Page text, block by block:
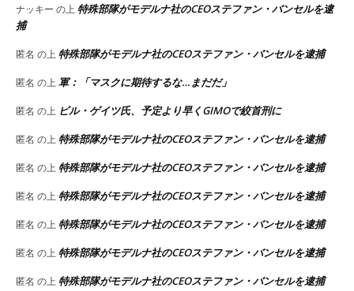
ナッキー の上 特殊部隊がモデルナ社のCEOステファン・バンセルを逮
捕
匿名 の上 特殊部隊がモデルナ社のCEOステファン・バンセルを逮捕
匿名 の上 軍：「マスクに期待するな…まだだ」
匿名 の上 ビル・ゲイツ氏、予定より早くGIMOで絞首刑に
匿名 の上 特殊部隊がモデルナ社のCEOステファン・バンセルを逮捕
匿名 の上 特殊部隊がモデルナ社のCEOステファン・バンセルを逮捕
匿名 の上 特殊部隊がモデルナ社のCEOステファン・バンセルを逮捕
匿名 の上 特殊部隊がモデルナ社のCEOステファン・バンセルを逮捕
匿名 の上 特殊部隊がモデルナ社のCEOステファン・バンセルを逮捕
匿名 の上 特殊部隊がモデルナ社のCEOステファン・バンセルを逮捕